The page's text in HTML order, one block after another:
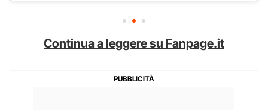
Continua a leggere su Fanpage.it